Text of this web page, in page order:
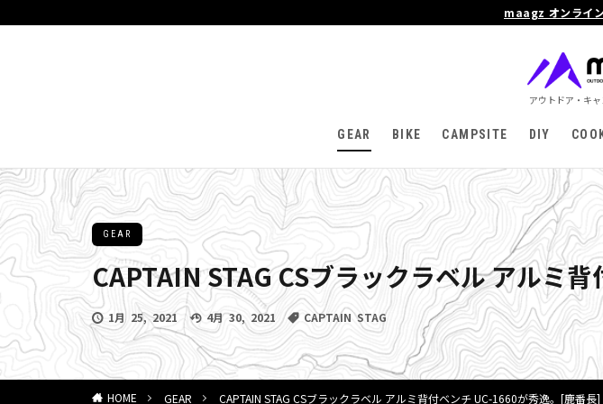
maagz オンライ
アウトドア・キ
GEAR BIKE CAMPSITE DIY
GEAR
CAPTAIN STAG CSブラックラベル アルミ
1月 25, 2021 4月 30, 2021 CAPTAIN STAG
HOME GEAR CAPTAIN STAG CSブラックラベル アルミ背付ベンチ UC-1660が秀逸。[鹿番長]